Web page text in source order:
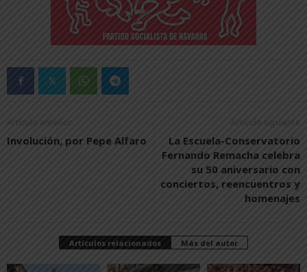
Artículo anterior
Involución, por Pepe Alfaro
Artículo siguiente
La Escuela-Conservatorio
Fernando Remacha celebra
su 50 aniversario con
conciertos, reencuentros y
homenajes
Artículos relacionados Más del autor